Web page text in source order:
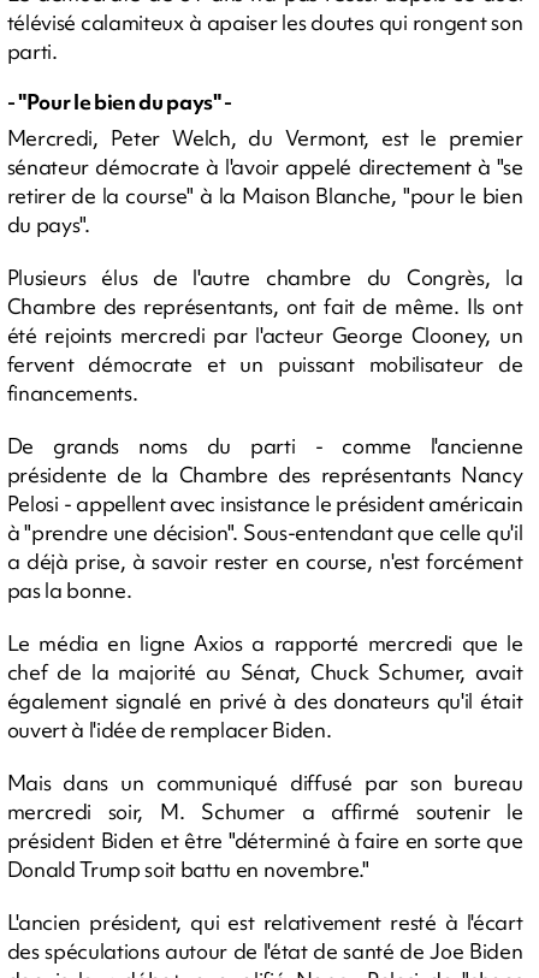
télévisé calamiteux à apaiser les doutes qui rongent son
parti.
- "Pour le bien du pays" -
Mercredi, Peter Welch, du Vermont, est le premier
sénateur démocrate à l'avoir appelé directement à "se
retirer de la course" à la Maison Blanche, "pour le bien
du pays".
Plusieurs élus de l'autre chambre du Congrès, la
Chambre des représentants, ont fait de même. Ils ont
été rejoints mercredi par l'acteur George Clooney, un
fervent démocrate et un puissant mobilisateur de
financements.
De grands noms du parti - comme l'ancienne
présidente de la Chambre des représentants Nancy
Pelosi - appellent avec insistance le président américain
à "prendre une décision". Sous-entendant que celle qu'il
a déjà prise, à savoir rester en course, n'est forcément
pas la bonne.
Le média en ligne Axios a rapporté mercredi que le
chef de la majorité au Sénat, Chuck Schumer, avait
également signalé en privé à des donateurs qu'il était
ouvert à l'idée de remplacer Biden.
Mais dans un communiqué diffusé par son bureau
mercredi soir, M. Schumer a affirmé soutenir le
président Biden et être "déterminé à faire en sorte que
Donald Trump soit battu en novembre."
L'ancien président, qui est relativement resté à l'écart
des spéculations autour de l'état de santé de Joe Biden